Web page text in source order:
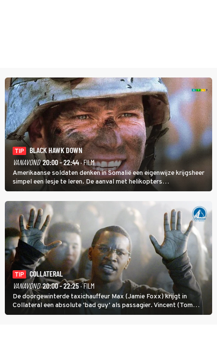
TIP
BLACK HAWK DOWN
VANAVOND 20:00 - 22:44· FILM
Amerikaanse soldaten denken in Somalië een eigenwijze krijgsheer
simpel een lesje te leren. De aanval met helikopters
verloopt in Black Hawk down dramatisch.
TIP
COLLATERAL
VANAVOND 20:00 - 22:25· FILM
De doorgewinterde taxichauffeur Max (Jamie Foxx) krijgt in
Collateral een absolute ‘bad guy’ als passagier. Vincent (Tom
Cruise) heeft hem nodig om hem de stad door te loodsen om een